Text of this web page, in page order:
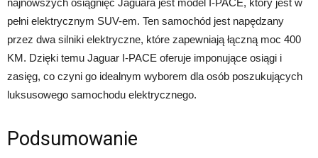
najnowszych osiągnięć Jaguara jest model I-PACE, który jest w
pełni elektrycznym SUV-em. Ten samochód jest napędzany
przez dwa silniki elektryczne, które zapewniają łączną moc 400
KM. Dzięki temu Jaguar I-PACE oferuje imponujące osiągi i
zasięg, co czyni go idealnym wyborem dla osób poszukujących
luksusowego samochodu elektrycznego.
Podsumowanie